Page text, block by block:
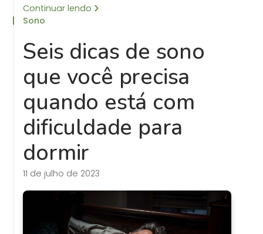
Continuar lendo
Sono
Seis dicas de sono
que você precisa
quando está com
dificuldade para
dormir
11 de julho de 2023